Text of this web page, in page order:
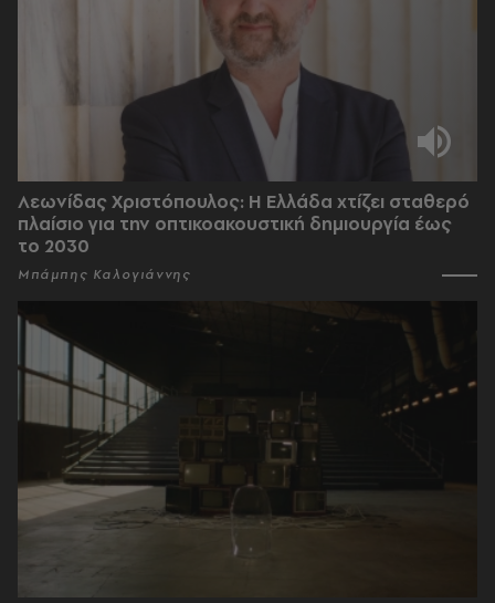
Λεωνίδας Χριστόπουλος: Η Ελλάδα χτίζει σταθερό
πλαίσιο για την οπτικοακουστική δημιουργία έως
το 2030
Μπάμπης Καλογιάννης